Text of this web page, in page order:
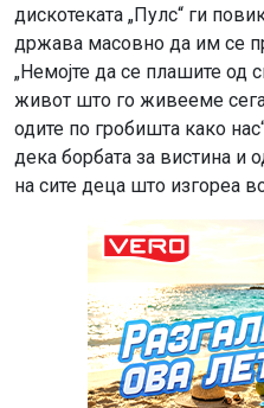
дискотеката „Пулс“ ги
држава масовно да им се
„Немојте да се плашите од
живот што го живееме
одите по гробишта како
дека борбата за вистина и
на сите деца што изгореа во